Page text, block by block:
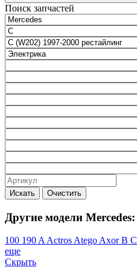
Поиск запчастей
Искать Очистить
Другие модели Mercedes:
100 190 A Actros Atego AxorB C
еще
Скрыть